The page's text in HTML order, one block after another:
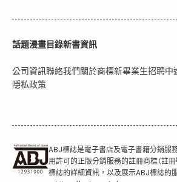
話題漫畫目錄新書資訊
公司資訊聯絡我們關於商標新畢業生招聘中
隱私政策
ABJ標誌是電子書店及電子書籍分銷服
用許可的正版分銷服務的註冊商標（註
標誌的詳細資訊，以及展示ABJ標誌的